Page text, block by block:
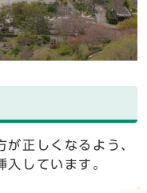
正しくなるよう、
しています。